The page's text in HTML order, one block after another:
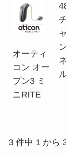
オーティ
コン オー
プン3 ミ
ニRITE
ャ
ネ
3 件中 1 から